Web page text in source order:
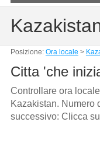
Posizione: Ora locale >
Citta 'che
Controllare ora
Kazakistan. Numero
successivo: Clicca